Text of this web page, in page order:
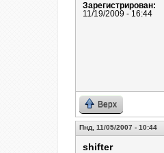
Зарегистрирован:
11/19/2009 - 16:44
Верх
Пнд, 11/05/2007 - 10:44
shifter